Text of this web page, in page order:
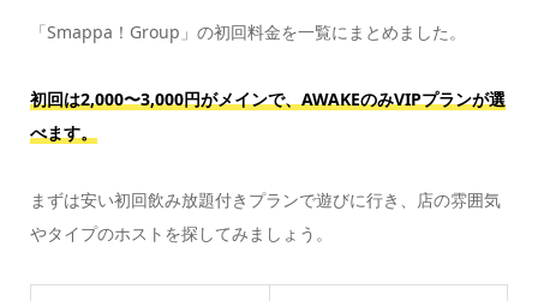
「Smappa！Group」の初回料金を一覧にまとめました。
初回は2,000〜3,000円がメインで、AWAKEのみVIPプランが選
べます。
まずは安い初回飲み放題付きプランで遊びに行き、店の雰囲気
やタイプのホストを探してみましょう。